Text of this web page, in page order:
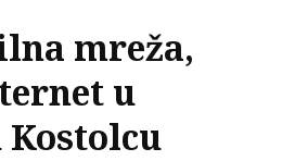
mreža,
u